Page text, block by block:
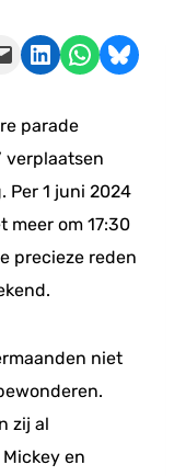
Delen op LinkedIn Delen via WhatsApp Share on Bluesky
parade
verplaatsen
Per 1 juni 2024
meer om 17:30
precieze reden
niet
zij al
en